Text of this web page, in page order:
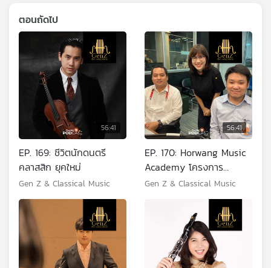
ตอนถัดไป
56:41
EP. 169: ชีวิตนักดนตรี
คลาสสิก ยุคใหม่
Gen Z & Classical Music
56:41
EP. 170: Horwang Music
Academy โครงการ
ห้องเรียนดนตรีโรงเรียน
Gen Z & Classical Music